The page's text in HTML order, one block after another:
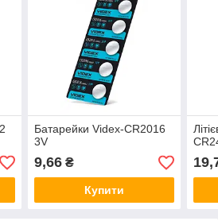
Батарейки Videx-CR2016
3V
9,66₴
Купити